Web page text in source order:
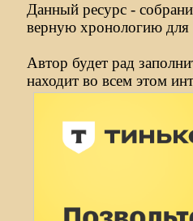
Данный ресурс -
верную хронологию для
Автор будет рад
находит во всем этом